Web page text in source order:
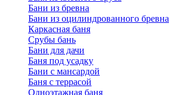
Бани из бревна
Бани из оцилиндрованного бревна
Каркасная баня
Срубы бань
Бани для дачи
Баня под усадку
Бани с мансардой
Баня с террасой
Одноэтажная баня